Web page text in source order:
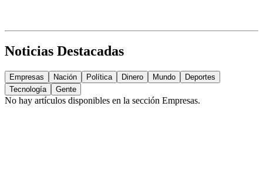
Noticias Destacadas
Empresas Nación Política Dinero Mundo
Deportes
Tecnología
Gente
No hay artículos disponibles en la sección Empresas.